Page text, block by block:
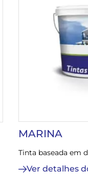
MARINA
Tinta baseada em
Ver detalhes